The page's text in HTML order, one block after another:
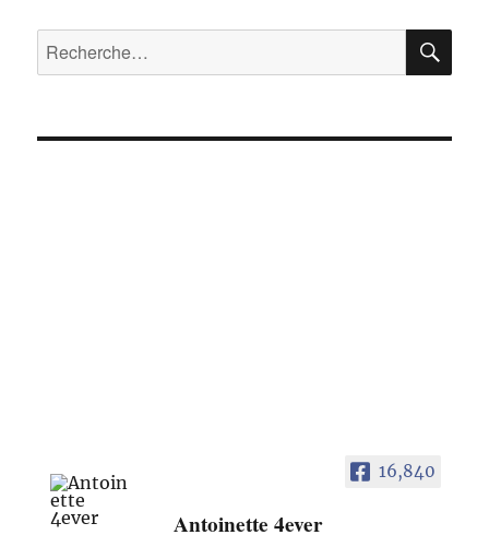
Recherche
pour :
16,840
Antoinette 4ever